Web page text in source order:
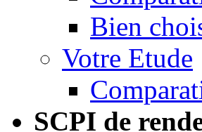
Bien
Votre Etude
SCPI de